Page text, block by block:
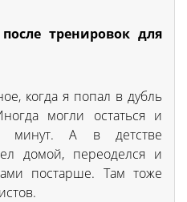
тренировок для
когда я попал в дубль
могли остаться и
А в детстве
домой, переоделся и
постарше. Там тоже